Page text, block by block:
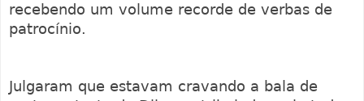
recebendo um volume recorde de verbas de
patrocínio.
Julgaram que estavam cravando a bala de